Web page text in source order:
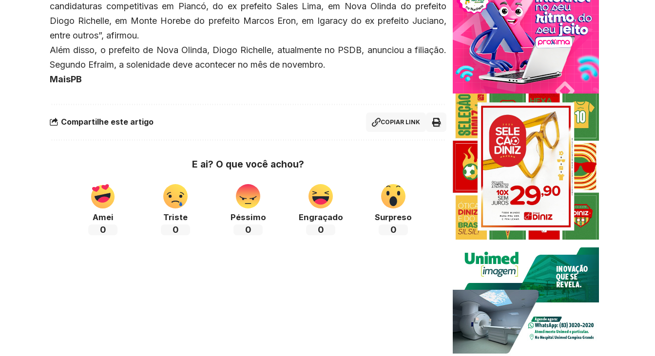
candidaturas competitivas em Piancó, do ex prefeito Sales Lima, em Nova Olinda do prefeito
Diogo Richelle, em Monte Horebe do prefeito Marcos Eron, em Igaracy do ex prefeito Juciano,
entre outros”, afirmou.
Além disso, o prefeito de Nova Olinda, Diogo Richelle, atualmente no PSDB, anunciou a filiação.
Segundo Efraim, a solenidade deve acontecer no mês de novembro.
MaisPB
Compartilhe este artigo COPIAR LINK
E ai? O que você achou?
Amei
0
Triste
0
Péssimo
0
Engraçado
0
Surpreso
0